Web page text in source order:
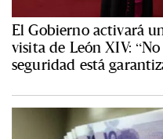
El Gobierno activará
visita de León XIV:
seguridad está